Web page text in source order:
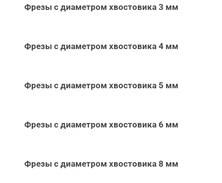
Фрезы с диаметром хвостовика 3 мм
Фрезы с диаметром хвостовика 4 мм
Фрезы с диаметром хвостовика 5 мм
Фрезы с диаметром хвостовика 6 мм
Фрезы с диаметром хвостовика 8 мм